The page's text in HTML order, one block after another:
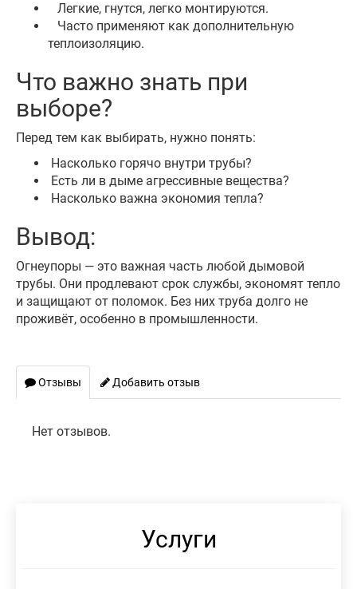
Легкие, гнутся, легко монтируются.
Часто применяют как дополнительную
теплоизоляцию.
Что важно знать при
выборе?
Перед тем как выбирать, нужно понять:
Насколько горячо внутри трубы?
Есть ли в дыме агрессивные вещества?
Насколько важна экономия тепла?
Вывод:
Огнеупоры — это важная часть любой дымовой
трубы. Они продлевают срок службы, экономят тепло
и защищают от поломок. Без них труба долго не
проживёт, особенно в промышленности.
Отзывы Добавить отзыв
Нет отзывов.
Услуги